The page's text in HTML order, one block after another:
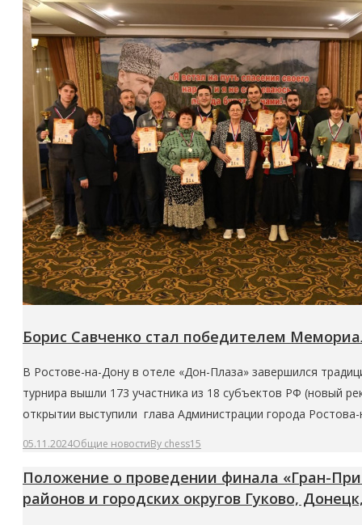
Борис Савченко стал победителем
В Ростове-на-Дону в отеле «Дон-Плаза» завершился
турнира вышли 173 участника из 18 субъектов РФ (новый
открытии выступили глава Администрации города
05.11.2024Общие новостиBy chess15
Положение о проведении финала «Гран-
районов и городских округов Гуково,